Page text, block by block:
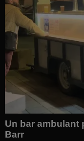
Un bar ambulant
Barr